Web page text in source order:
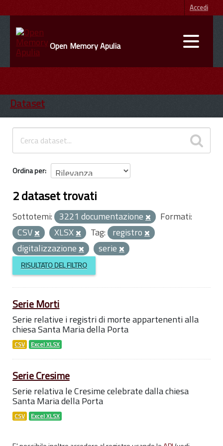
Accedi
Open Memory Apulia
ENTI
INFORMAZIONI
Dataset
Ordina per
2 dataset trovati
Sottotemi: 3221 documentazione
Formati:
CSV
XLSX Tag: registro
digitalizzazione
serie
RISULTATO DEL FILTRO
Serie Morti
Serie relative i registri di morte appartenenti alla
chiesa Santa Maria della Porta
CSV Excel XLSX
Serie Cresime
Serie relativa le Cresime celebrate dalla chiesa
Santa Maria della Porta
CSV Excel XLSX